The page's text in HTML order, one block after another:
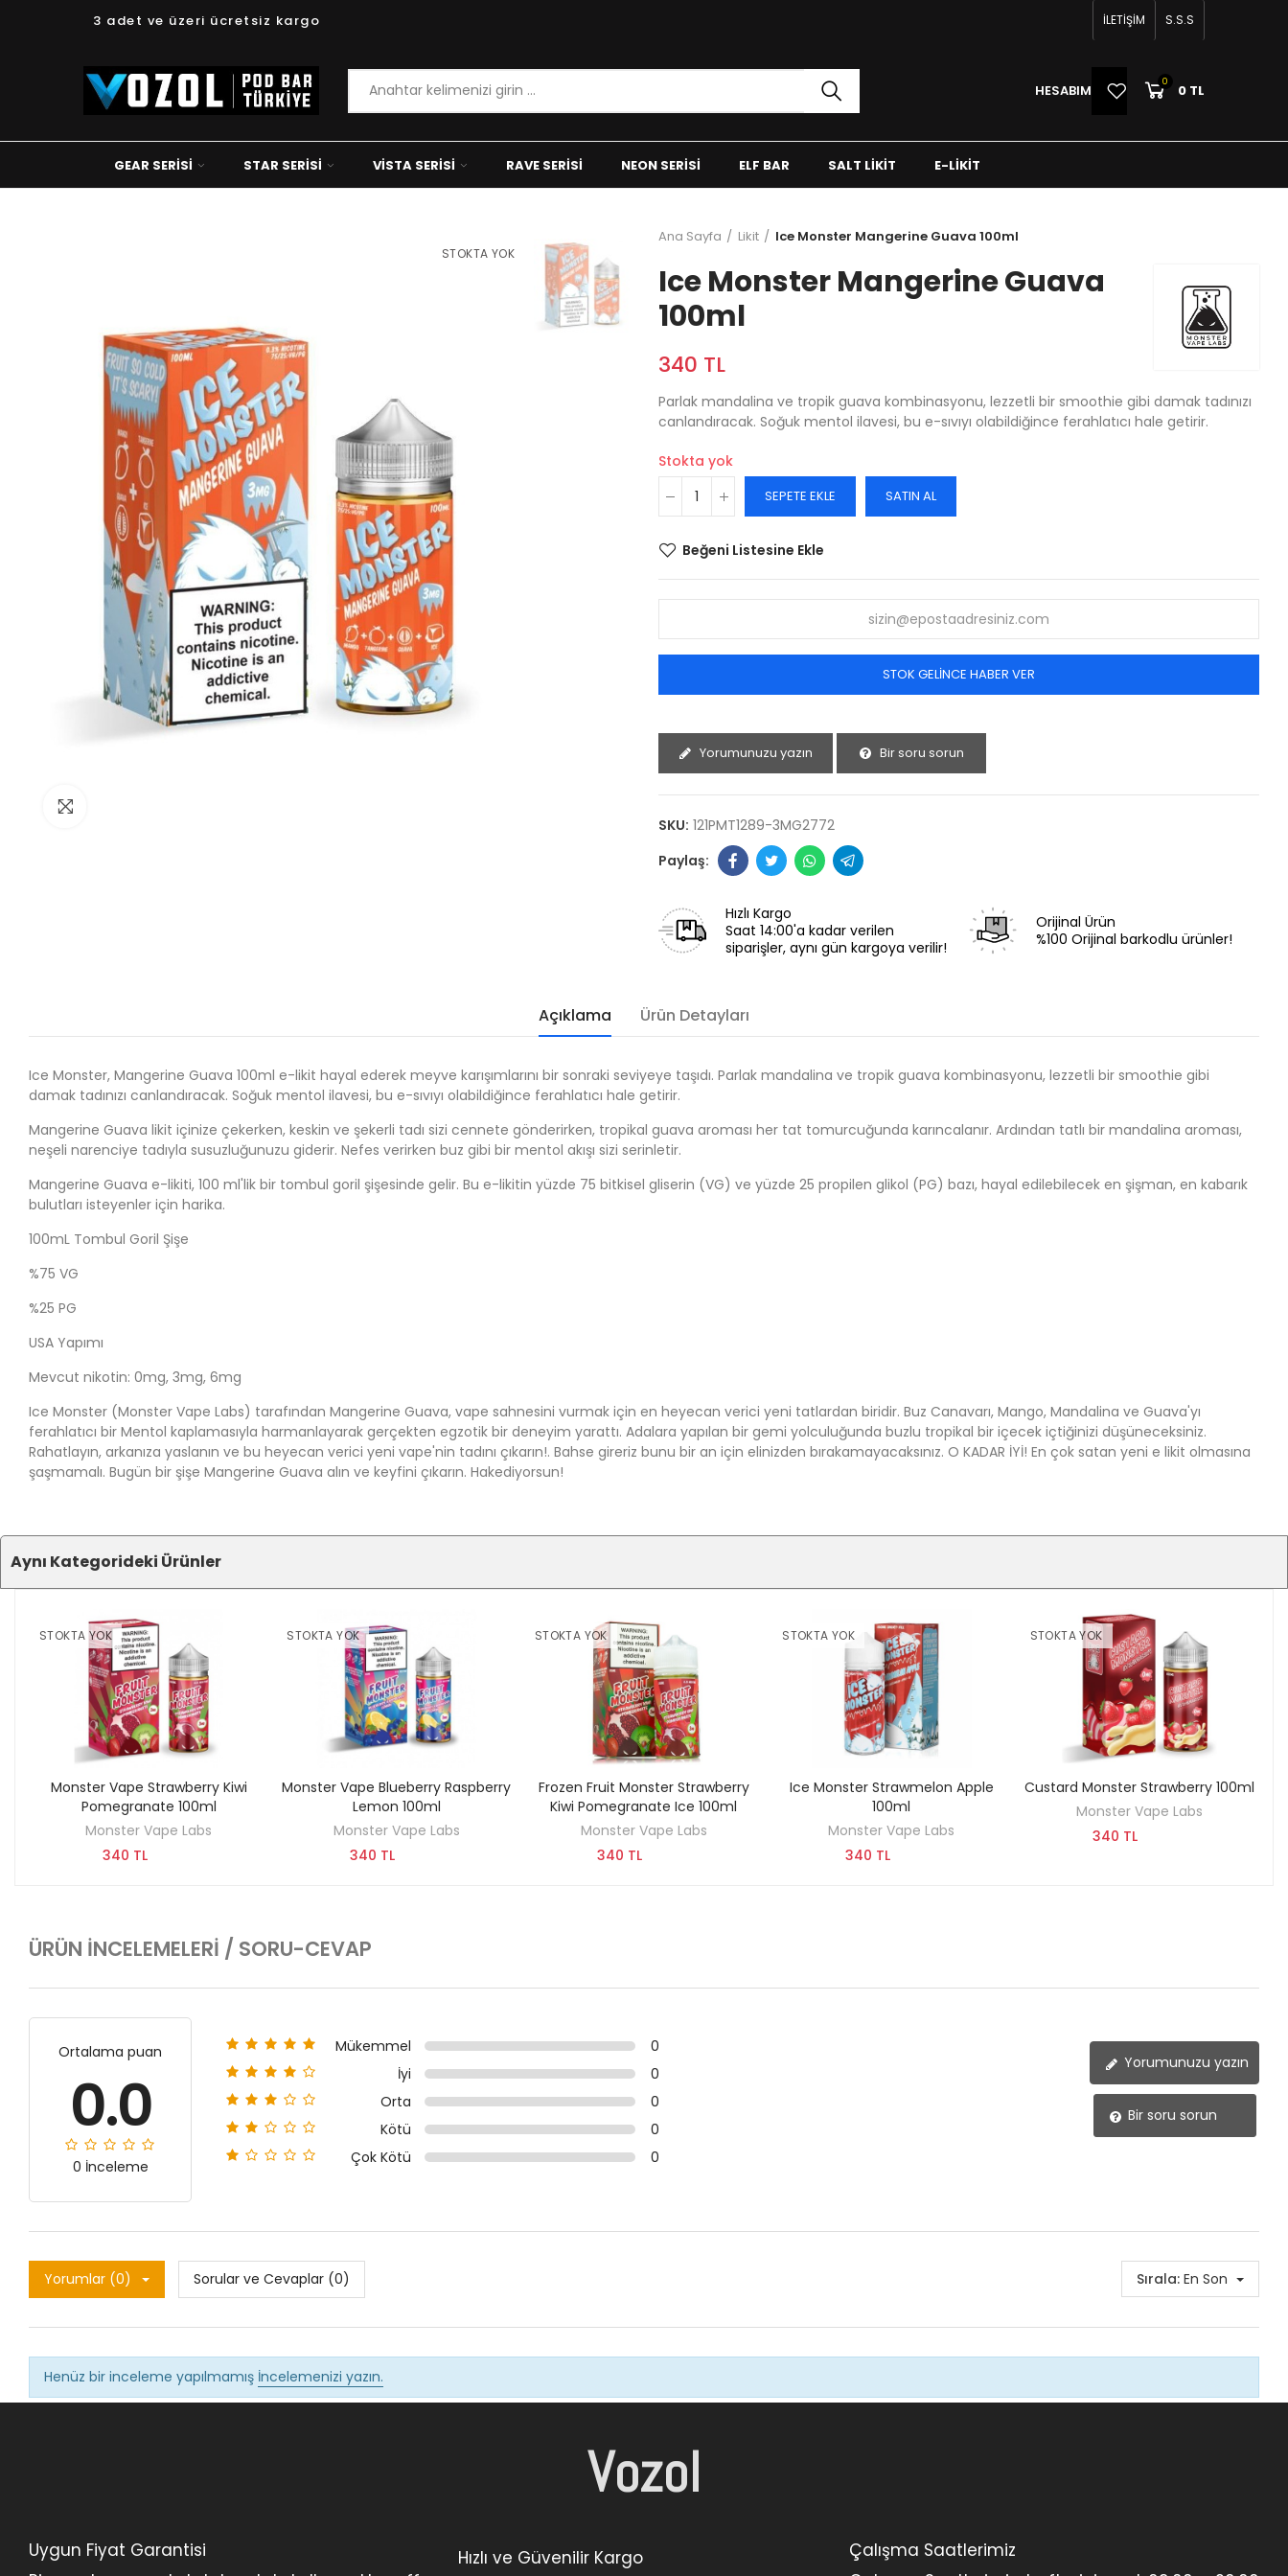
3 adet ve üzeri ücretsiz kargo İLETİŞİM S.S.S
HESABIM 0 0 TL
GEAR SERISI STAR SERISI VISTA SERISI RAVE SERISI NEON SERISI ELF BAR SALT LIKIT E-LIKIT
STOKTA YOK
Ana Sayfa Likit Ice Monster Mangerine Guava 100ml
Ice Monster Mangerine Guava
100ml
340 TL
Parlak mandalina ve tropik guava kombinasyonu, lezzetli bir smoothie gibi damak tadınızı
canlandıracak. Soğuk mentol ilavesi, bu e-sıvıyı olabildiğince ferahlatıcı hale getirir.
Stokta yok
SEPETE EKLE SATIN AL
Beğeni Listesine Ekle
STOK GELINCE HABER VER
Yorumunuzu yazın Bir soru sorun
SKU: 121PMT1289-3MG2772
Hızlı Kargo
Saat 14:00'a kadar verilen
siparişler, aynı gün kargoya verilir!
Orijinal Ürün
%100 Orijinal barkodlu ürünler!
Açıklama Ürün Detayları
Ice Monster, Mangerine Guava 100ml e-likit hayal ederek meyve karışımlarını bir sonraki seviyeye taşıdı. Parlak mandalina ve tropik guava kombinasyonu, lezzetli bir smoothie gibi
damak tadınızı canlandıracak. Soğuk mentol ilavesi, bu e-sıvıyı olabildiğince ferahlatıcı hale getirir.
Mangerine Guava likit içinize çekerken, keskin ve şekerli tadı sizi cennete gönderirken, tropikal guava aroması her tat tomurcuğunda karıncalanır. Ardından tatlı bir mandalina aroması,
neşeli narenciye tadıyla susuzluğunuzu giderir. Nefes verirken buz gibi bir mentol akışı sizi serinletir.
Mangerine Guava e-likiti, 100 ml'lik bir tombul goril şişesinde gelir. Bu e-likitin yüzde 75 bitkisel gliserin (VG) ve yüzde 25 propilen glikol (PG) bazı, hayal edilebilecek en şişman, en kabarık
bulutları isteyenler için harika.
100mL Tombul Goril Şişe
%75 VG
%25 PG
USA Yapımı
Mevcut nikotin: 0mg, 3mg, 6mg
Ice Monster (Monster Vape Labs) tarafından Mangerine Guava, vape sahnesini vurmak için en heyecan verici yeni tatlardan biridir. Buz Canavarı, Mango, Mandalina ve Guava'yı
ferahlatıcı bir Mentol kaplamasıyla harmanlayarak gerçekten egzotik bir deneyim yarattı. Adalara yapılan bir gemi yolculuğunda buzlu tropikal bir içecek içtiğinizi düşüneceksiniz.
Rahatlayın, arkanıza yaslanın ve bu heyecan verici yeni vape'nin tadını çıkarın!. Bahse gireriz bunu bir an için elinizden bırakamayacaksınız. O KADAR İYİ! En çok satan yeni e likit olmasına
şaşmamalı. Bugün bir şişe Mangerine Guava alın ve keyfini çıkarın. Hakediyorsun!
Aynı Kategorideki Ürünler
STOKTA YOK
KEŞFET
Monster Vape Strawberry Kiwi
Pomegranate 100ml
Monster Vape Labs
340 TL
STOKTA YOK
KEŞFET
Monster Vape Blueberry Raspberry
Lemon 100ml
Monster Vape Labs
340 TL
STOKTA YOK
KEŞFET
Frozen Fruit Monster Strawberry
Kiwi Pomegranate Ice 100ml
Monster Vape Labs
340 TL
STOKTA YOK
KEŞFET
Ice Monster Strawmelon Apple
100ml
Monster Vape Labs
340 TL
STOKTA YOK
KEŞFET
Custard Monster Strawberry 100ml
Monster Vape Labs
340 TL
ÜRÜN İNCELEMELERI / SORU-CEVAP
Ortalama puan
0.0
0 İnceleme
Mükemmel
0
İyi
0
Orta
0
Kötü
0
Çok Kötü
0
Yorumunuzu yazın
Bir soru sorun
Yorumlar (0) Sorular ve Cevaplar (0) Sırala: En Son
Henüz bir inceleme yapılmamış İncelemenizi yazın.
Vozol
Uygun Fiyat Garantisi
Hızlı ve Güvenilir Kargo
Çalışma Saatlerimiz